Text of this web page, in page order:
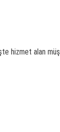
hizmet alan